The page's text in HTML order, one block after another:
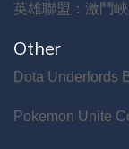
英雄聯盟：激鬥
Other
Dota Underlords
Pokemon Unite